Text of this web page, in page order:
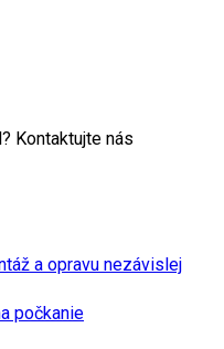
Kontaktujte nás
a opravu nezávislej
počkanie